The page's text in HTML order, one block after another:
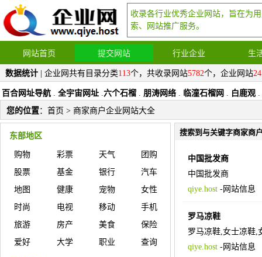
收录各行业优秀企业网站，旨在为
索、网站推广服务。
网站首页 提交网站 行业企业 生
数据统计 | 企业网共有目录分类113个，共收录网站5782个，企业网站
百合网址导航 . 全宇宙网址 .六个石榴 . 朋涛网络 . 临潼石榴网 . 白鹿观 .
您的位置： 首页 > 商家商户企业网站大全
东部地区
购物 彩票 天气
团购
股票
基金 银行
汽车
地图
健康 宠物
女性
时尚
电视 移动
手机
旅游
房产 美食
保险
爱好
大学 职业 查询
搜索到与关键字商家商
中国批发商
中国批发商
qiye.host-网站信息
罗马凉鞋
罗马凉鞋,女士凉鞋,
qiye.host-网站信息